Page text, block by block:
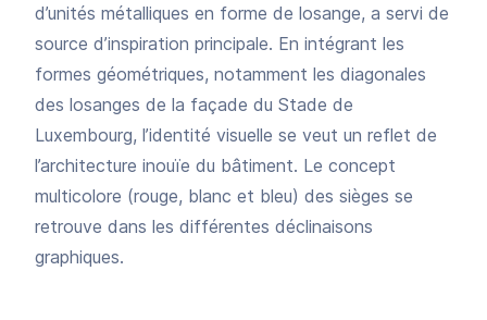
d’unités métalliques en forme de losange, a servi de
source d’inspiration principale. En intégrant les
formes géométriques, notamment les diagonales
des losanges de la façade du Stade de
Luxembourg, l’identité visuelle se veut un reflet de
l’architecture inouïe du bâtiment. Le concept
multicolore (rouge, blanc et bleu) des sièges se
retrouve dans les différentes déclinaisons
graphiques.